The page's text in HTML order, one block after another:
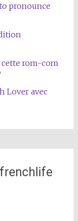
pronounce
cette rom-com
Lover avec